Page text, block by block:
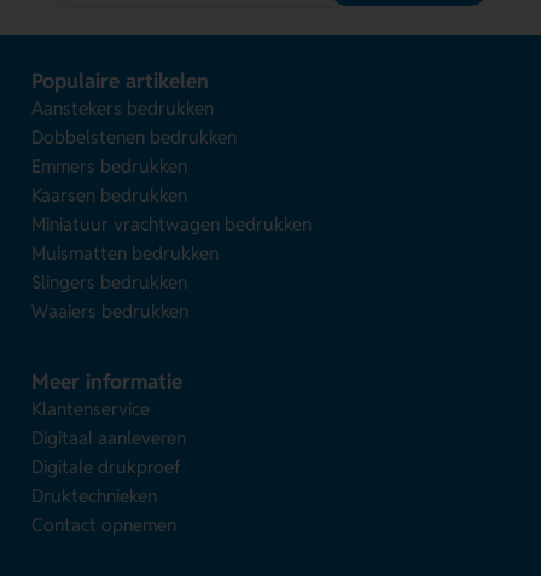
Populaire artikelen
Aanstekers bedrukken
Dobbelstenen bedrukken
Emmers bedrukken
Kaarsen bedrukken
Miniatuur vrachtwagen bedrukken
Muismatten bedrukken
Slingers bedrukken
Waaiers bedrukken
Meer informatie
Klantenservice
Digitaal aanleveren
Digitale drukproef
Druktechnieken
Contact opnemen